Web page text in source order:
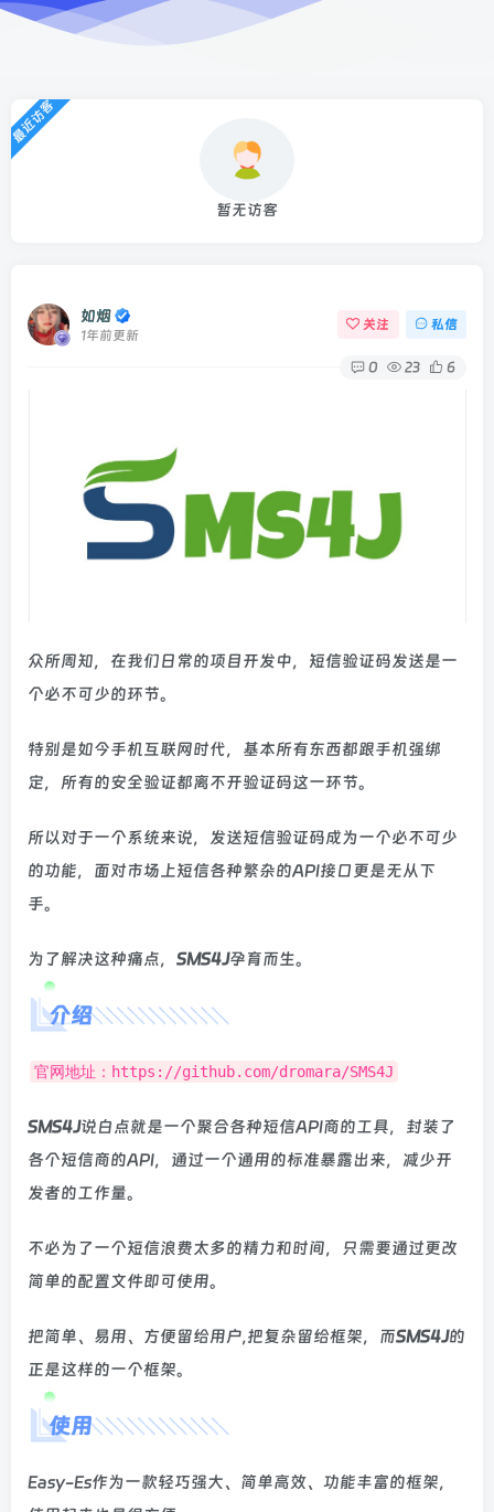
最近访客
暂无访客
如烟
1年前更新
关注 私信
0 23 6
众所周知，在我们日常的项目开发中，短信验证码发送是一
个必不可少的环节。
特别是如今手机互联网时代，基本所有东西都跟手机强绑
定，所有的安全验证都离不开验证码这一环节。
所以对于一个系统来说，发送短信验证码成为一个必不可少
的功能，面对市场上短信各种繁杂的API接口更是无从下
手。
为了解决这种痛点， SMS4J孕育而生。
介绍
官网地址：https://github.com/dromara/SMS4J
SMS4J说白点就是一个聚合各种短信API商的工具，封装了
各个短信商的API，通过一个通用的标准暴露出来，减少开
发者的工作量。
不必为了一个短信浪费太多的精力和时间，只需要通过更改
简单的配置文件即可使用。
把简单、易用、方便留给用户,把复杂留给框架，而SMS4J的
正是这样的一个框架。
使用
Easy-Es作为一款轻巧强大、简单高效、功能丰富的框架，